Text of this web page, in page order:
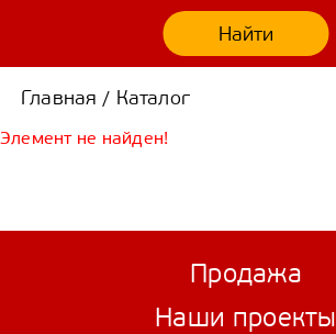
Найти
Главная / Каталог
Элемент не найден!
Продажа
Наши проекты